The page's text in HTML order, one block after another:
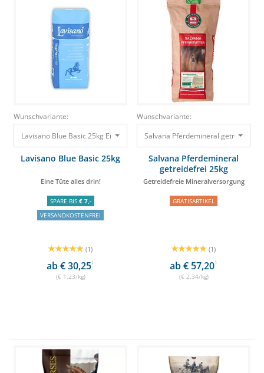
Wunschvariante:
Lavisano Blue Basic 25kg Eine Tüte alles drin! 30,85 €
Lavisano Blue Basic 25kg
Eine Tüte alles drin!
SPARE BIS € 7,-
VERSANDKOSTENFREI
(1)
ab € 30,251
(€ 1,23/kg)
Wunschvariante:
Salvana Pferdemineral
getreidefrei 25kg
Getreidefreie Mineralversorgung
GRATISARTIKEL
(1)
ab € 57,201
(€ 2,34/kg)